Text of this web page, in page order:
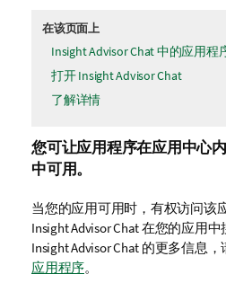
在该页面上
Insight Advisor Chat 中的应用程
打开 Insight Advisor Chat
了解详情
您可让应用程序在应用中心
中可用。
当您的应用可用时，有权访问该
Insight Advisor Chat 在您的应用中
Insight Advisor Chat 的更多信息，
应用程序。